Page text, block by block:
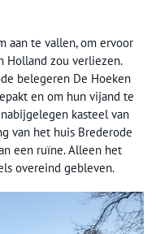
aan te vallen, om ervoor
Holland zou verliezen.
belegeren De Hoeken
en om hun vijand te
kasteel van
van het huis Brederode
een ruïne. Alleen het
overeind gebleven.